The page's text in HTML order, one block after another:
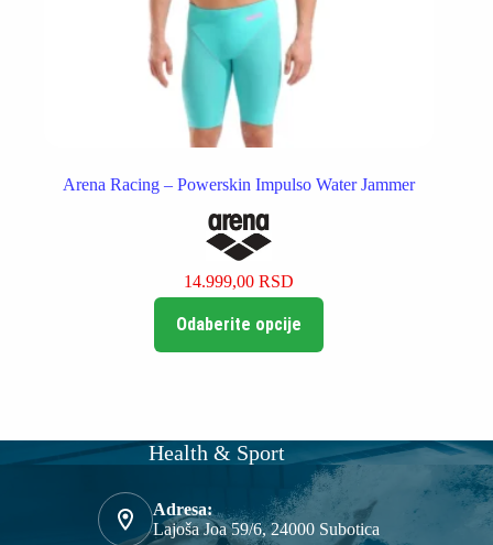
Arena Racing – Powerskin Impulso Water Jammer
14.999,00RSD
Odaberite opcije
proizvod
biti
izabrane
stranici
proizvoda.
Health & Sport
Adresa:
Lajoša Joa 59/6, 24000 Subotica